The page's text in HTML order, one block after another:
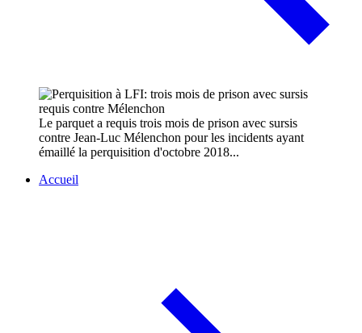
Le parquet a requis trois mois de prison avec sursis
contre Jean-Luc Mélenchon pour les incidents ayant
émaillé la perquisition d'octobre 2018...
Accueil